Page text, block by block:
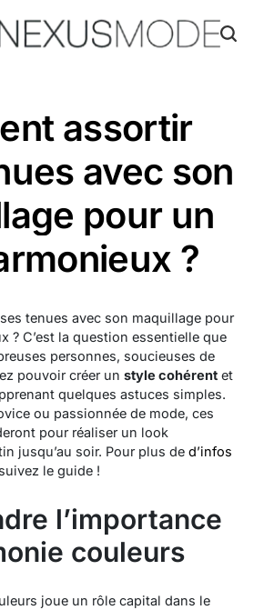
assortir
avec son
pour un
?
tenues avec son maquillage pour
? C’est la question essentielle que
personnes, soucieuses de
pouvoir créer un style cohérent et
quelques astuces simples.
ou passionnée de mode, ces
pour réaliser un look
jusqu’au soir. Pour plus de d’infos
le guide !
l’importance
couleurs
joue un rôle capital dans le